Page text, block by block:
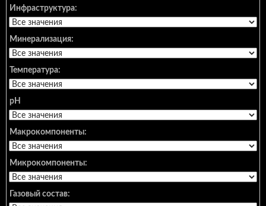
Инфраструктура:
Минерализация:
Температура:
pH
Макрокомпоненты:
Микрокомпоненты:
Газовый состав: